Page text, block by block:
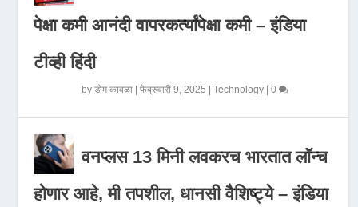
पेक्षा कमी आनंदी वापरकर्त्यांपेक्षा कमी – इंडिया
टीव्ही हिंदी
byडोम कावळा |फेब्रुवारी 9, 2025 |Technology |0
वनप्लस 13 मिनी लवकरच भारतात लॉन्च
होणार आहे, मी तपशील, धानसी वैशिष्ट्ये – इंडिया